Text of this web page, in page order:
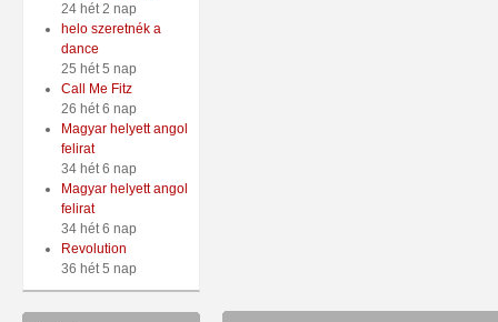
24 hét 2 nap
helo szeretnék a
dance
25 hét 5 nap
Call Me Fitz
26 hét 6 nap
Magyar helyett angol
felirat
34 hét 6 nap
Magyar helyett angol
felirat
34 hét 6 nap
Revolution
36 hét 5 nap